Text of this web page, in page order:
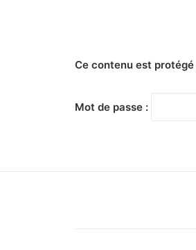
Ce contenu est
Mot de passe :